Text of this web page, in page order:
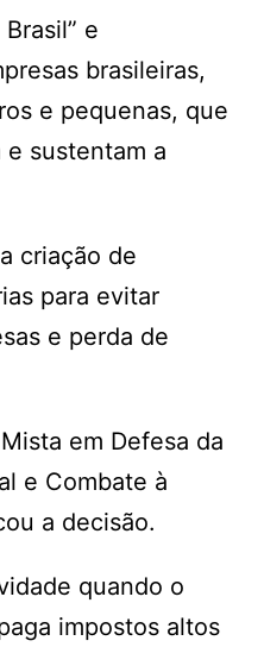
e
brasileiras,
e pequenas, que
sustentam a
criação de
para evitar
e perda de
em Defesa da
e Combate à
a decisão.
quando o
impostos altos